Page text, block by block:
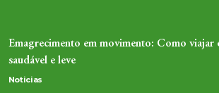
Emagrecimento em movimento: Como viajar
saudável e leve
Noticias